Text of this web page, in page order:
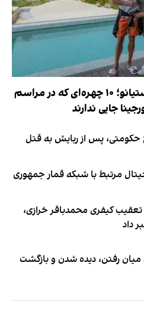
لیست ممنوعه کریستیانو؛ ۱۰ چهره‌ای که در مراسم
جایی ندارند
حکومتی، پس از ربایش به قتل
مرتبط با شبکه قمار جمهوری
کیفری محمدباقر خرازی،
داد
میان رفتن، دیده شدن و بازگشت